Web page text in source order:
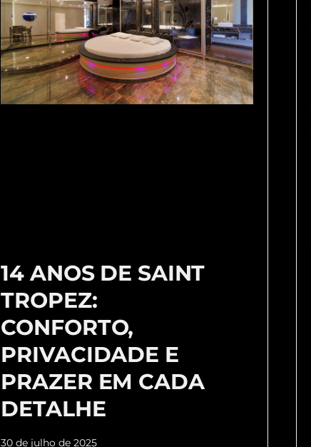
14 ANOS DE SAINT
TROPEZ:
CONFORTO,
PRIVACIDADE E
PRAZER EM CADA
DETALHE
30 de julho de 2025